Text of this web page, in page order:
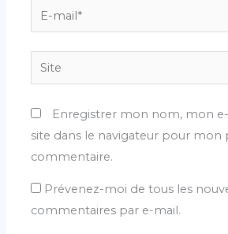
E-
mail*
Site
Enregistrer mon nom, mon
site dans le navigateur pour mon
commentaire.
Prévenez-moi de tous les
commentaires par e-mail.